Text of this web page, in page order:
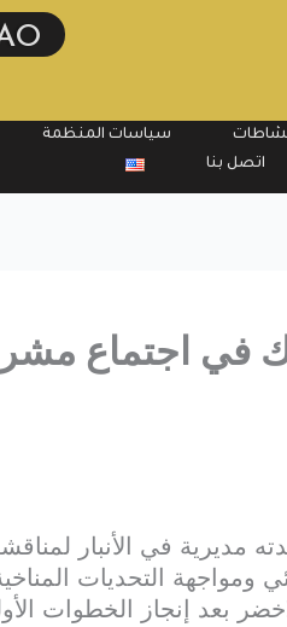
سياسات المنظمة
اتصل بنا
في اجتماع
في الأنبار
التحديات
بعد إنجاز الخطوات